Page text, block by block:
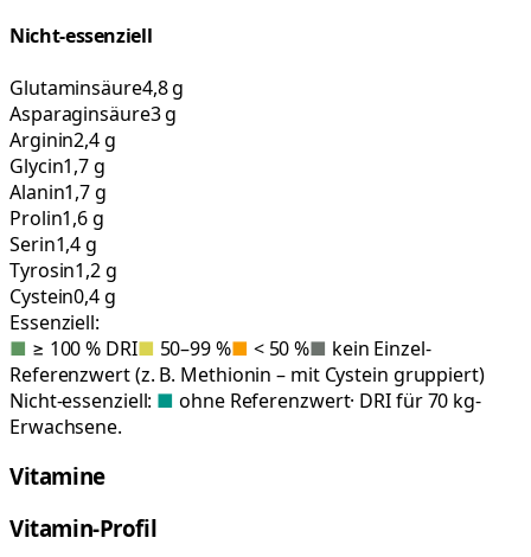
Nicht-essenziell
Glutaminsäure4,8 g
Asparaginsäure3 g
Arginin2,4 g
Glycin1,7 g
Alanin1,7 g
Prolin1,6 g
Serin1,4 g
Tyrosin1,2 g
Cystein0,4 g
Essenziell:
■ ≥ 100 % DRI■ 50–99 %■ < 50 %■ kein Einzel-
Referenzwert (z. B. Methionin – mit Cystein gruppiert)
Nicht-essenziell: ■ ohne Referenzwert· DRI für 70 kg-
Erwachsene.
Vitamine
Vitamin-Profil